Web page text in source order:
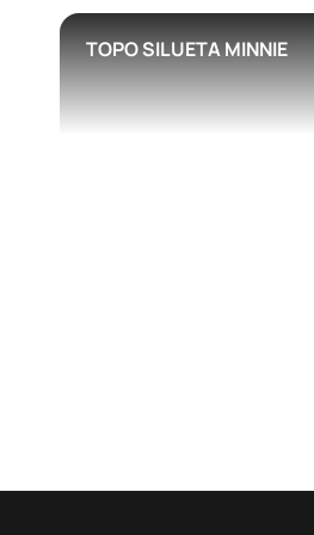
TOPO SILUETA MINNIE